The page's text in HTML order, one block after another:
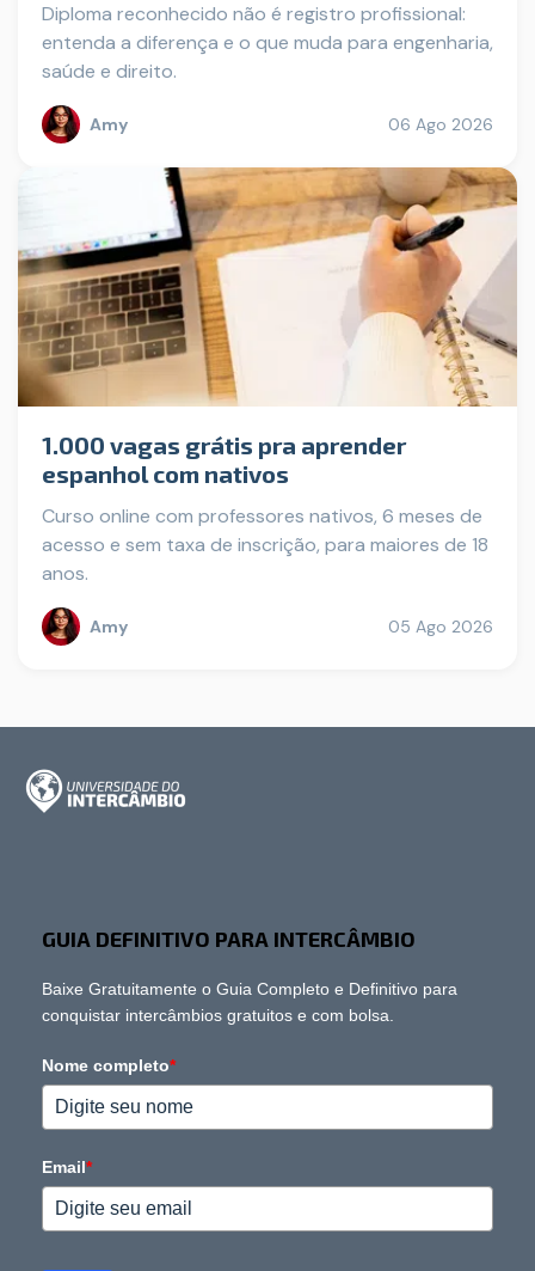
Diploma reconhecido não é registro profissional:
entenda a diferença e o que muda para engenharia,
saúde e direito.
Amy 06 Ago 2026
1.000 vagas grátis pra aprender
espanhol com nativos
Curso online com professores nativos, 6 meses de
acesso e sem taxa de inscrição, para maiores de 18
anos.
Amy 05 Ago 2026
GUIA DEFINITIVO PARA INTERCÂMBIO
Baixe Gratuitamente o Guia Completo e Definitivo para
conquistar intercâmbios gratuitos e com bolsa.
Nome completo*
Email*